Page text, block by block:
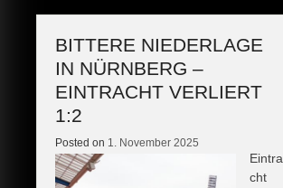
BITTERE NIEDERLAGE
IN NÜRNBERG –
EINTRACHT VERLIERT
1:2
Posted on 1. November 2025
Eintra
cht